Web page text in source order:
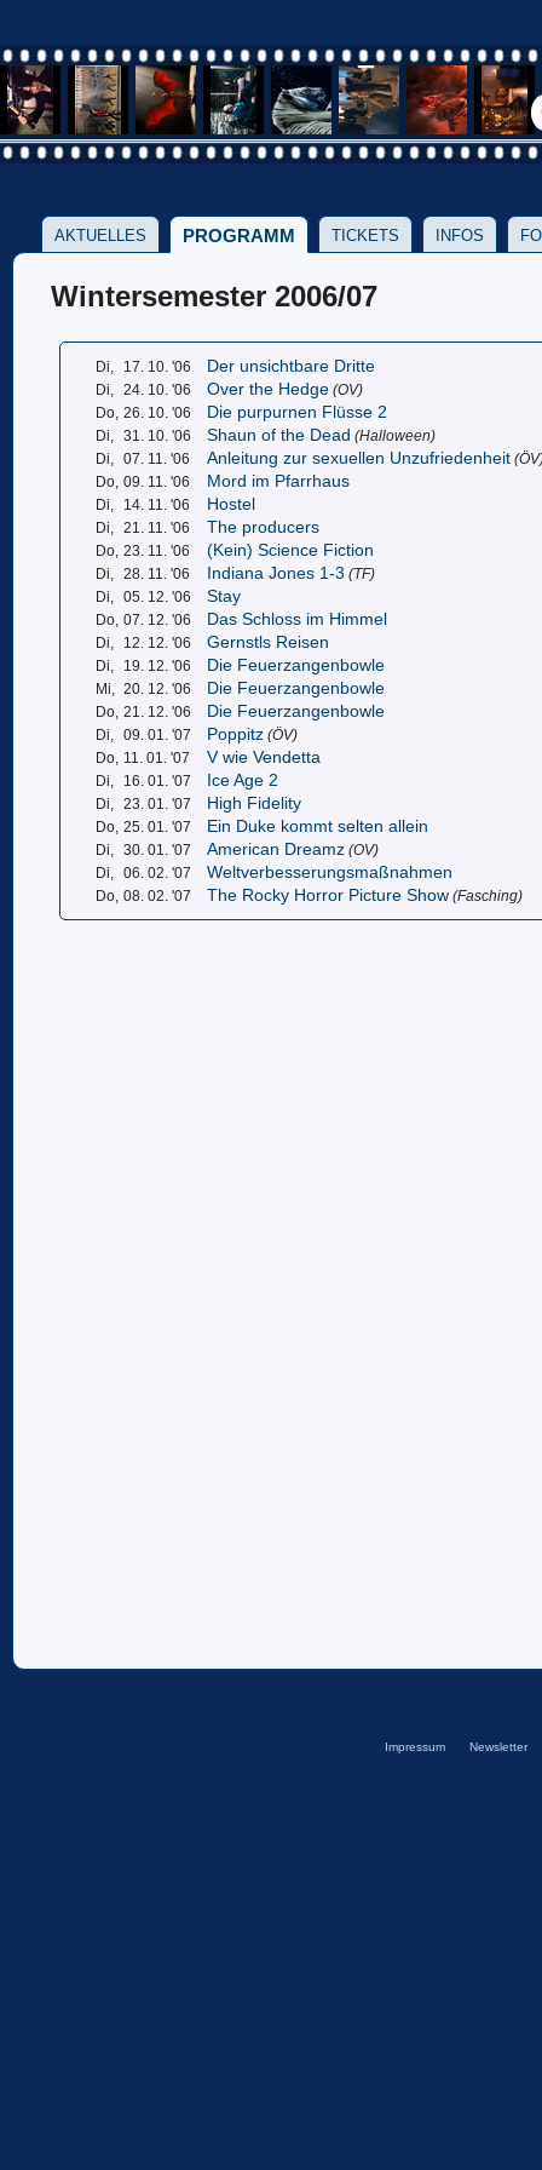
AKTUELLES PROGRAMM TICKETS INFOS
Wintersemester 2006/07
Di, 17. 10. '06 Der unsichtbare Dritte
Di, 24. 10. '06 Over the Hedge (OV)
Do, 26. 10. '06 Die purpurnen Flüsse 2
Di, 31. 10. '06 Shaun of the Dead (Halloween)
Di, 07. 11. '06 Anleitung zur sexuellen Unzufriedenheit
Do, 09. 11. '06 Mord im Pfarrhaus
Di, 14. 11. '06 Hostel
Di, 21. 11. '06 The producers
Do, 23. 11. '06 (Kein) Science Fiction
Di, 28. 11. '06 Indiana Jones 1-3 (TF)
Di, 05. 12. '06 Stay
Do, 07. 12. '06 Das Schloss im Himmel
Di, 12. 12. '06 Gernstls Reisen
Di, 19. 12. '06 Die Feuerzangenbowle
Mi, 20. 12. '06 Die Feuerzangenbowle
Do, 21. 12. '06 Die Feuerzangenbowle
Di, 09. 01. '07 Poppitz (ÖV)
Do, 11. 01. '07 V wie Vendetta
Di, 16. 01. '07 Ice Age 2
Di, 23. 01. '07 High Fidelity
Do, 25. 01. '07 Ein Duke kommt selten allein
Di, 30. 01. '07 American Dreamz (OV)
Di, 06. 02. '07 Weltverbesserungsmaßnahmen
Do, 08. 02. '07 The Rocky Horror Picture Show (Fasching)